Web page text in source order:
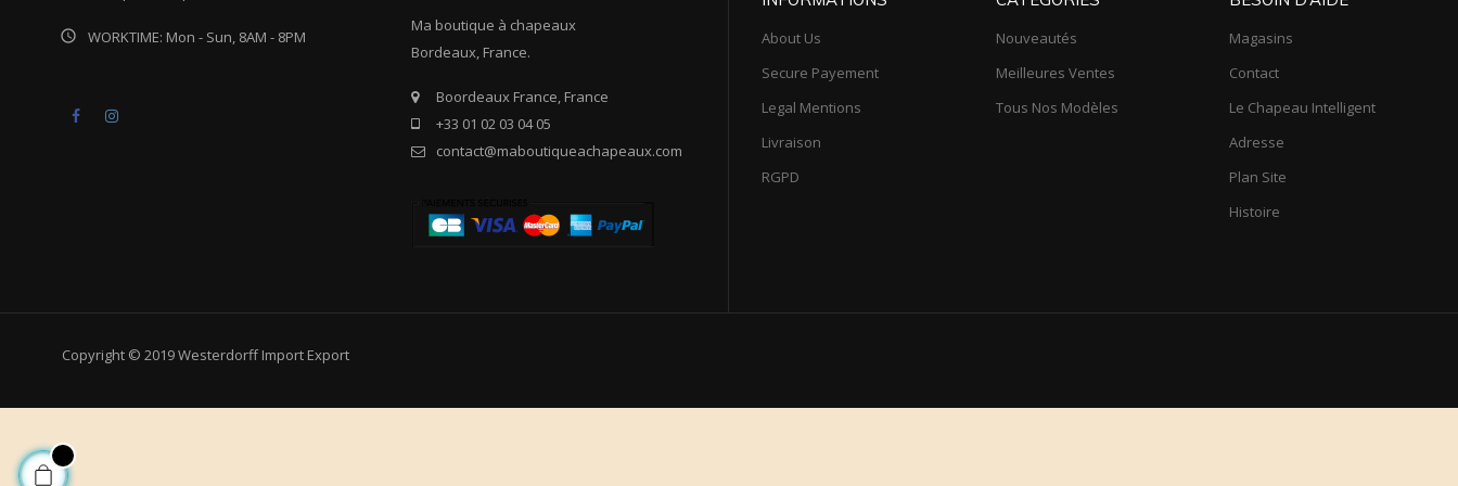
 WORKTIME: Mon - Sun, 8AM - 8PM
Facebook
Ma boutique à chapeaux
Bordeaux, France.
Boordeaux France, France
+33 01 02 03 04 05
contact@maboutiqueachapeaux.com
About Us
Secure Payement
Legal Mentions
Livraison
RGPD
Nouveautés
Meilleures Ventes
Tous Nos Modèles
Magasins
Contact
Le Chapeau Intelligent
Adresse
Plan Site
Histoire
Copyright © 2019 Westerdorff Import Export